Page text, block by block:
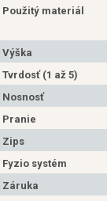
Použitý materiál
Výška
Tvrdosť (1 až 5)
Nosnosť
Pranie
Zips
Fyzio systém
Záruka